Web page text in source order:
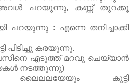
പറയുന്നു, കണ്ണ് തുറക്കൂ
പറയുന്നു : എന്നെ തനിച്ചാക്കി
പിടിച്ചു കരയുന്നു.
എടുത്ത് മറവു ചെയ്യാൻ
നടത്തുന്നു)
കൂട്ടി